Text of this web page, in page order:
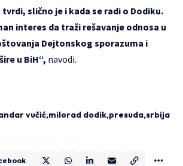
slično je i kada se radi o Dodiku.
interes da traži rešavanje odnosa u
Dejtonskog sporazuma i
u BiH“, navodi.
vučić milorad dodik presuda srbija